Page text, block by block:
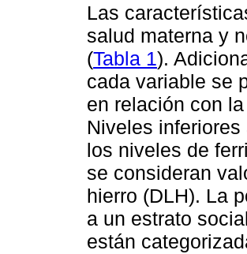
Las
salud materna y
(Tabla 1).
cada variable se
en relación con
Niveles
los niveles de
se consideran
hierro (DLH). La
a un estrato
están